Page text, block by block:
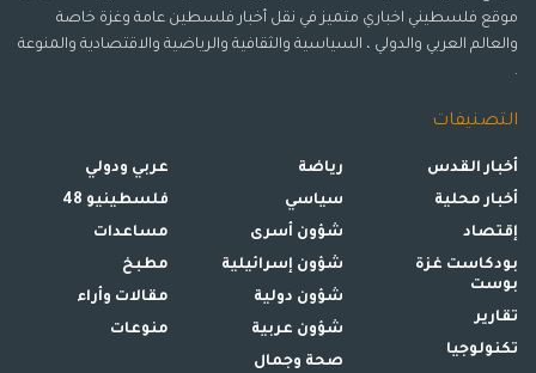
موقع فلسطيني اخباري متميز في نقل أخبار فلسطين عامة وغزة خاصة
والعالم العربي والدولي ، السياسية والثقافية والرياضية والاقتصادية والمنوعة
.
التصنيفات
أخبار القدس
أخبار محلية
إقتصاد
بودكاست غزة
بوست
تقارير
تكنولوجيا
رياضة
سياسي
شؤون أسرى
شؤون إسرائيلية
شؤون دولية
شؤون عربية
صحة وجمال
عربي ودولي
فلسطينيو 48
مساعدات
مطبخ
مقالات وأراء
منوعات